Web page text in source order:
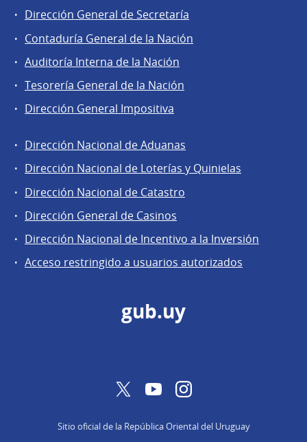
Dirección General de Secretaría
Contaduría General de la Nación
Auditoría Interna de la Nación
Tesorería General de la Nación
Dirección General Impositiva
Áreas
de
la
Dirección
General
de
Secretaría
Dirección Nacional de Aduanas
Dirección Nacional de Loterías y Quinielas
Dirección Nacional de Catastro
Dirección General de Casinos
Dirección Nacional de Incentivo a la Inversión
Acceso restringido a usuarios autorizados
gub.uy
TwitterYouTubeInstagram
Sitio oficial de la República Oriental del Uruguay